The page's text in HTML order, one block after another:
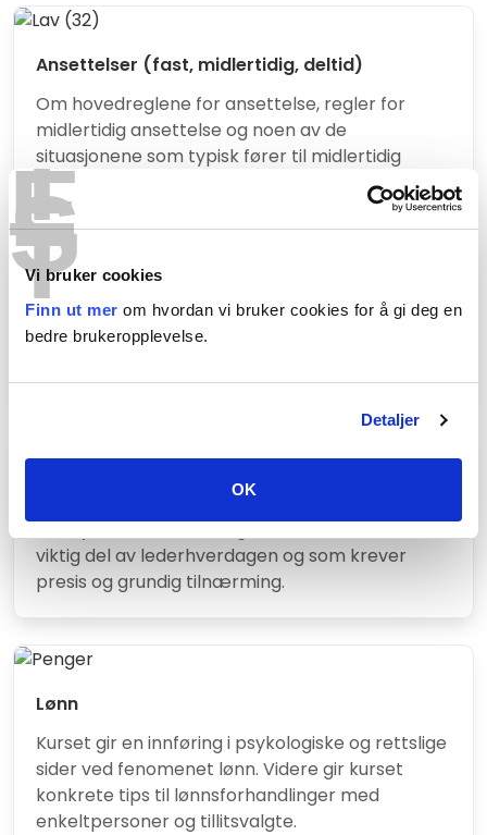
T
E
S
T
Vi bruker cookies
Finn ut mer om hvordan vi bruker cookies for å gi deg en
bedre brukeropplevelse.
Detaljer
OK
Ansettelser (fast, midlertidig, deltid)
Om hovedreglene for ansettelse, regler for
midlertidig ansettelse og noen av de
situasjonene som typisk fører til midlertidig
ansettelse.
Hva selger? Hva sliter?
Fagfrokost 6.3.25 NBBL
Om sykefraværsordningen som er en svært
viktig del av lederhverdagen og som krever
presis og grundig tilnærming.
Lønn
Kurset gir en innføring i psykologiske og rettslige
sider ved fenomenet lønn. Videre gir kurset
konkrete tips til lønnsforhandlinger med
enkeltpersoner og tillitsvalgte.